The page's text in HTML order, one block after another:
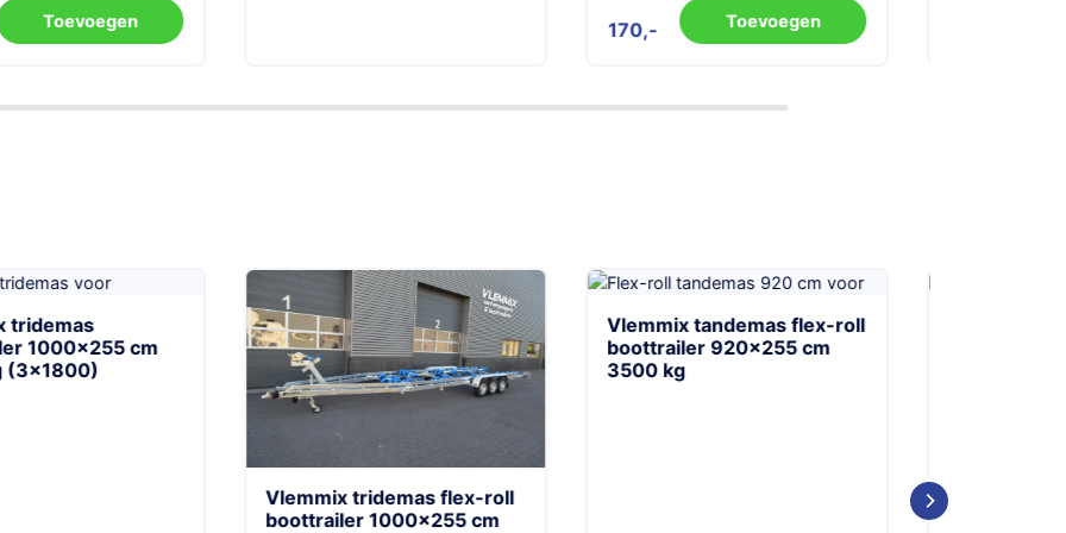
16 Toevoegen
Vlemmix tridemas flex-roll
boottrailer 920×255 cm
3500 kg (3×1800)
Vlemmix tandemas flex-roll
boottrailer 920×255 cm
3500 kg